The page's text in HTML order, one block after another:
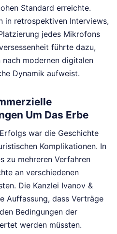
Standard erreichte.
in retrospektiven Interviews,
jedes Mikrofons
führte dazu,
modernen digitalen
Dynamik aufweist.
Um Das Erbe
war die Geschichte
Komplikationen. In
zu mehreren Verfahren
an verschiedenen
Die Kanzlei Ivanov &
Auffassung, dass Verträge
Bedingungen der
werden müssten.